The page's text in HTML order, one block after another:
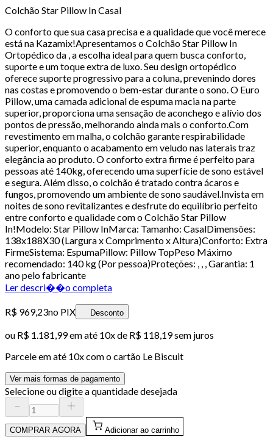
Colchão Star Pillow In Casal
O conforto que sua casa precisa e a qualidade que você merece
está na Kazamix!Apresentamos o Colchão Star Pillow In
Ortopédico da , a escolha ideal para quem busca conforto,
suporte e um toque extra de luxo. Seu design ortopédico
oferece suporte progressivo para a coluna, prevenindo dores
nas costas e promovendo o bem-estar durante o sono. O Euro
Pillow, uma camada adicional de espuma macia na parte
superior, proporciona uma sensação de aconchego e alívio dos
pontos de pressão, melhorando ainda mais o conforto.Com
revestimento em malha, o colchão garante respirabilidade
superior, enquanto o acabamento em veludo nas laterais traz
elegância ao produto. O conforto extra firme é perfeito para
pessoas até 140kg, oferecendo uma superfície de sono estável
e segura. Além disso, o colchão é tratado contra ácaros e
fungos, promovendo um ambiente de sono saudável.Invista em
noites de sono revitalizantes e desfrute do equilíbrio perfeito
entre conforto e qualidade com o Colchão Star Pillow
In!Modelo: Star Pillow InMarca: Tamanho: CasalDimensões:
138x188X30 (Largura x Comprimento x Altura)Conforto: Extra
FirmeSistema: EspumaPillow: Pillow TopPeso Máximo
recomendado: 140 kg (Por pessoa)Proteções: , , , Garantia: 1
ano pelo fabricante
Ler descri��o completa
R$ 969,23no PIX Desconto
ou R$ 1.181,99em até 10x de R$ 118,19 sem juros
Parcele em até 10x com o cartão Le Biscuit
Ver mais formas de pagamento
Selecione ou digite a quantidade desejada
COMPRAR AGORA Adicionar ao carrinho